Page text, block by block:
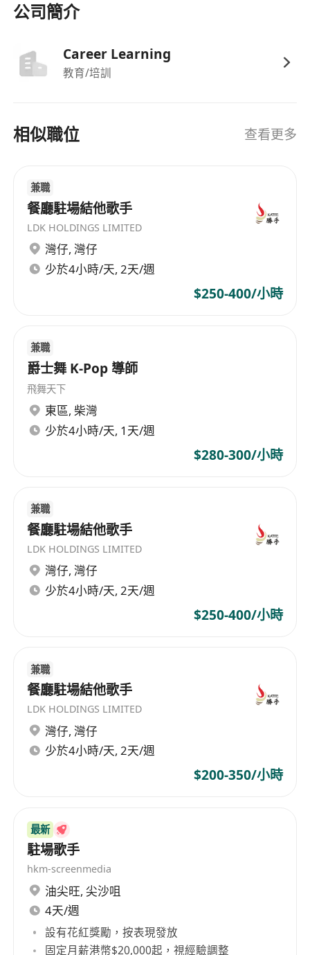
公司簡介
Career Learning
教育/培訓
相似職位 查看更多
兼職
餐廳駐場結他歌手
LDK HOLDINGS LIMITED
灣仔, 灣仔
少於4小時/天, 2天/週
$250-400/小時
兼職
爵士舞 K-Pop 導師
飛舞天下
東區, 柴灣
少於4小時/天, 1天/週
$280-300/小時
兼職
餐廳駐場結他歌手
LDK HOLDINGS LIMITED
灣仔, 灣仔
少於4小時/天, 2天/週
$250-400/小時
兼職
餐廳駐場結他歌手
LDK HOLDINGS LIMITED
灣仔, 灣仔
少於4小時/天, 2天/週
$200-350/小時
最新
駐場歌手
hkm-screenmedia
油尖旺, 尖沙咀
4天/週
設有花紅獎勵，按表現發放
固定月薪港幣$20,000起，視經驗調整